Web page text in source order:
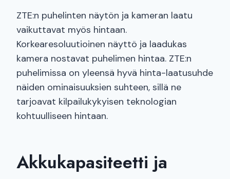
ZTE:n puhelinten näytön ja kameran laatu
vaikuttavat myös hintaan.
Korkearesoluutioinen näyttö ja laadukas
kamera nostavat puhelimen hintaa. ZTE:n
puhelimissa on yleensä hyvä hinta-laatusuhde
näiden ominaisuuksien suhteen, sillä ne
tarjoavat kilpailukykyisen teknologian
kohtuulliseen hintaan.
Akkukapasiteetti ja